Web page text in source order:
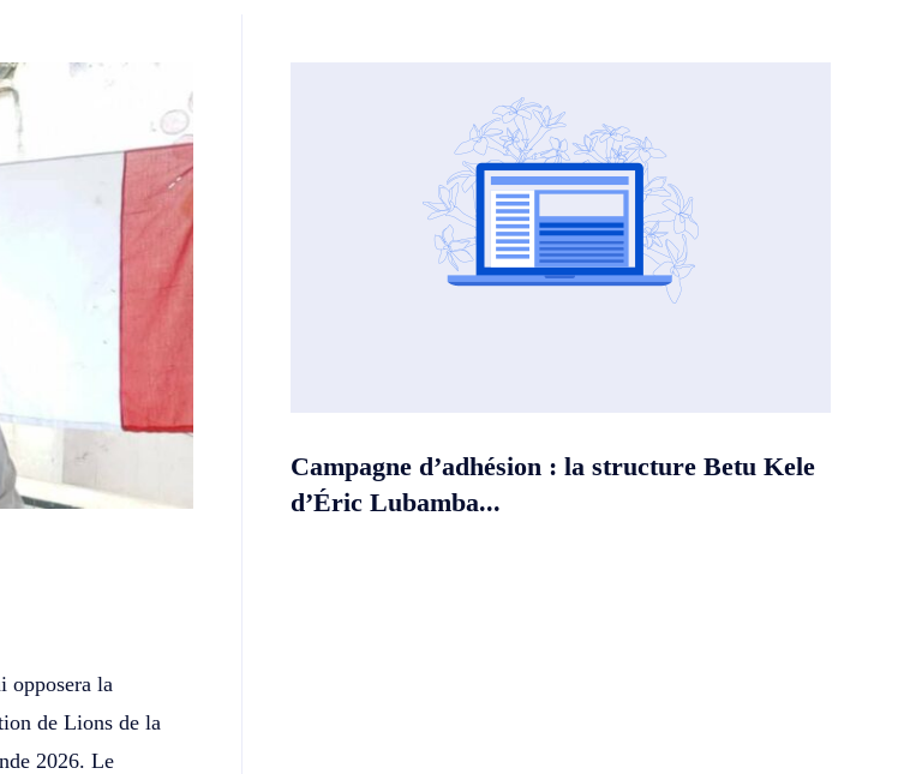
opposera la
de Lions de la
2026. Le
Campagne d’adhésion : la structure Betu Kele
d’Éric Lubamba...